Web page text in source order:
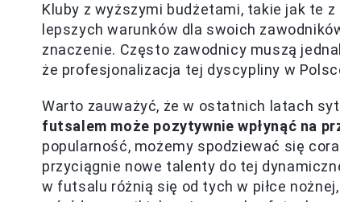
Kluby z wyższymi budżetami, takie jak te
lepszych warunków dla swoich
znaczenie. Często zawodnicy muszą
że profesjonalizacja tej dyscypliny w
Warto zauważyć, że w ostatnich latach
futsalem może pozytywnie wpłynąć na
popularność, możemy spodziewać się
przyciągnie nowe talenty do tej
w futsalu różnią się od tych w piłce